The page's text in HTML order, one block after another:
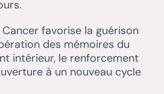
favorise la guérison
des mémoires du
intérieur, le renforcement
à un nouveau cycle